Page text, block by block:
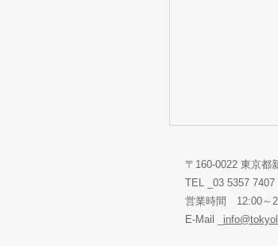
〒160-0022 東京都
TEL _03 5357
営業時間 12:00～
E-Mail _